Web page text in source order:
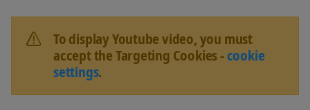
To display Youtube video, you must
accept the Targeting Cookies -cookie
settings.